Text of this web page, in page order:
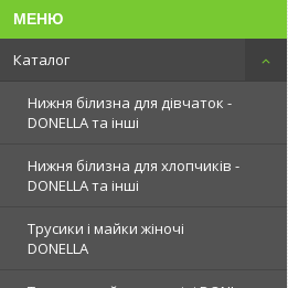
Каталог
Нижня білизна для дівчаток -
DONELLA та інші
Нижня білизна для хлопчиків -
DONELLA та інші
Трусики і майки жіночі
DONELLA